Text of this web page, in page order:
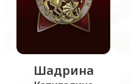
Шадрина